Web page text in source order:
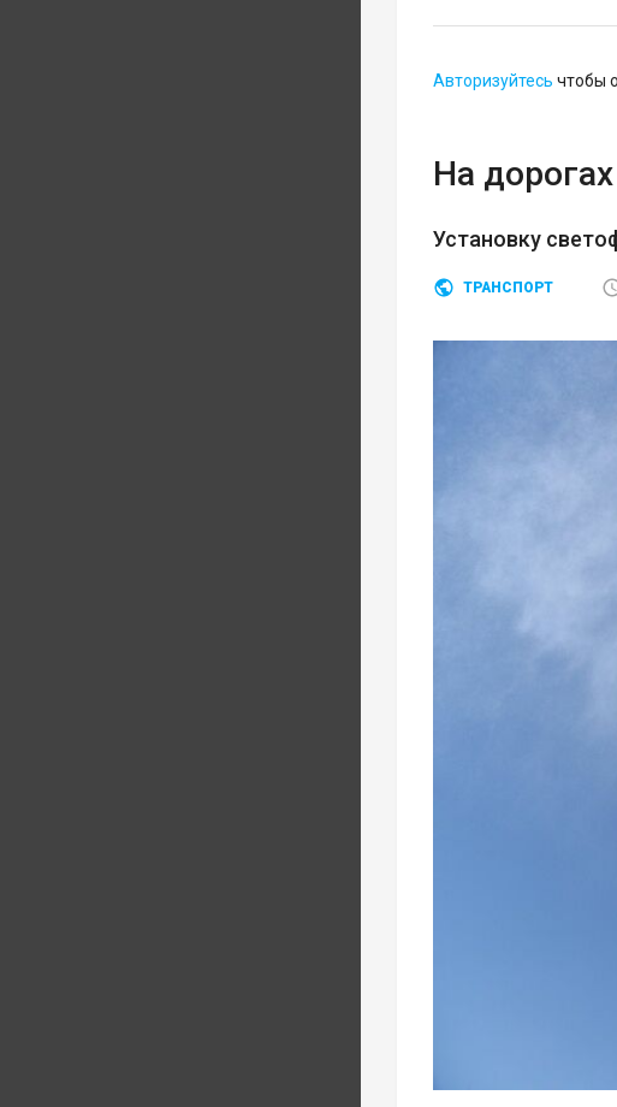
Авторизуйтесь чтобы
На
Установку
ТРАНСПОРТ